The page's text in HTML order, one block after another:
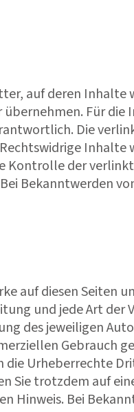
auf deren Inhalte
Für
Die
der
Bekanntwerden
auf diesen Seiten
und jede Art der
des jeweiligen
Gebrauch
Urheberrechte
Sie trotzdem auf
Hinweis. Bei